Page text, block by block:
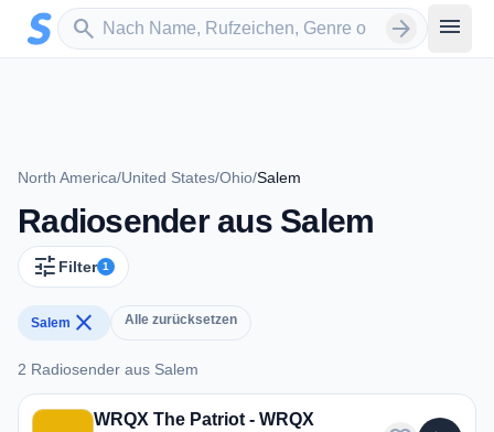
Zum Hauptinhalt springen
search
Sender suchen arrow_forward menu
North America/United States/Ohio/Salem
Radiosender aus Salem
tune Filter 1
Salem close Alle zurücksetzen
2 Radiosender aus Salem
2 Radiosender aus Salem
WRQX The Patriot - WRQX